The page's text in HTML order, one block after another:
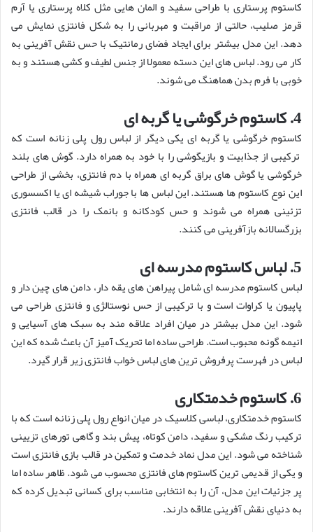
کاستوم پرستاری با طراحی سفید و المان هایی مثل کلاه پرستاری یا آرم
قرمز صلیب، حالتی از مراقبت و مهربانی را به شکل فانتزی نمایش می
دهد. این مدل بیشتر برای ایجاد فضای رمانتیک با حس نقش آفرینی به
کار می رود. لباس های این دسته معمولا از جنس لطیف و کشی هستند و به
خوبی با فرم بدن هماهنگ می شوند.
4. کاستوم خرگوشی یا گربه ای
کاستوم خرگوشی یا گربه ای یکی دیگر از لباس رول پلی زنانه است که
ترکیبی از جذابیت و بازیگوشی را با خود به همراه دارد. گوش های بلند
خرگوشی یا گوش های براق گربه ای همراه با دم فانتزی، بخشی از طراحی
این نوع کاستوم ها هستند. این لباس ها با جوراب شیشه ای یا اکسسوری
تزئینی همراه می شوند و حس کودکانه و بانمک را در قالب فانتزی
بزرگسالانه بازآفرینی می کنند.
5. لباس کاستوم مدرسه ای
لباس کاستوم مدرسه ای شامل پیراهن های یقه دار، دامن های چین دار و
پاپیون یا کراوات است و با ترکیبی از حس نوستالژی و فانتزی طراحی می
شود. این مدل بیشتر در میان افراد علاقه مند به سبک های آسیایی و
انیمه گونه محبوب است. طراحی ساده اما تحریک آمیز آن باعث شده که این
لباس در فهرست پرفروش ترین های لباس خواب فانتزی زیر قرار گیرد.
6. کاستوم خدمتکاری
کاستوم خدمتکاری، لباسی کلاسیک در میان انواع رول پلی زنانه است که با
ترکیب رنگ مشکی و سفید، دامن کوتاه، پیش بند و گاهی تورهای تزیینی
شناخته می شود. این مدل نماد خدمت و تمکین در قالب بازی فانتزی است
و یکی از قدیمی ترین کاستوم های فانتزی محسوب می شود. ظاهر ساده اما
پر جزئیات این مدل، آن را به انتخابی مناسب برای کسانی تبدیل کرده که
به دنیای نقش آفرینی علاقه دارند.